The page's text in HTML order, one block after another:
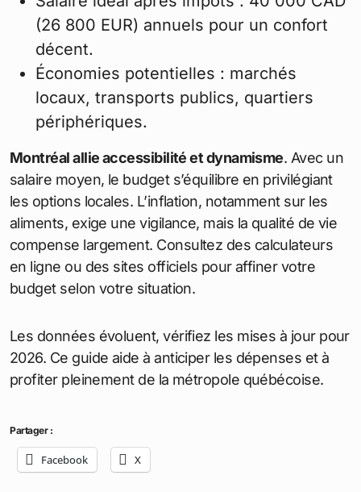
CAD (33 580 EUR) annuels.
Budget total et comparaison
Pour une personne seule, le coût mensuel s’établit à
environ 3 000 CAD (2 010 EUR), incluant loyer,
CAD (3 015 EUR), et une famille de quatre atteint 6
500 CAD (4 355 EUR). Montréal reste plus
abordable que Toronto, où les loyers pour une
chambre dépassent 2 500 CAD (1 675 EUR).
Coût de la vie à Montréal : 5 % en
Comparé à la France : alimentation 40 %
plus chère, transports 47 % plus élevés.
Salaire idéal après impôts : 40 000 CAD
décent.
Économies potentielles : marchés
locaux, transports publics, quartiers